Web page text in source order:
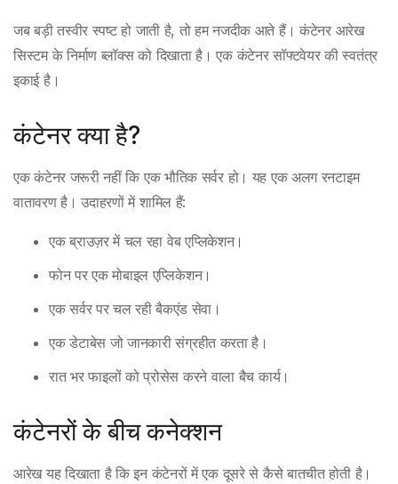
जब बड़ी तस्वीर स्पष्ट हो जाती है, तो हम नजदीक आते हैं। कंटेनर आरेख
सिस्टम के निर्माण ब्लॉक्स को दिखाता है। एक कंटेनर सॉफ्टवेयर की स्वतंत्र
इकाई है।
कंटेनर क्या है?
एक कंटेनर जरूरी नहीं कि एक भौतिक सर्वर हो। यह एक अलग रनटाइम
वातावरण है। उदाहरणों में शामिल हैं:
एक ब्राउज़र में चल रहा वेब एप्लिकेशन।
फोन पर एक मोबाइल एप्लिकेशन।
एक सर्वर पर चल रही बैकएंड सेवा।
एक डेटाबेस जो जानकारी संग्रहीत करता है।
रात भर फाइलों को प्रोसेस करने वाला बैच कार्य।
कंटेनरों के बीच कनेक्शन
आरेख यह दिखाता है कि इन कंटेनरों में एक दूसरे से कैसे बातचीत होती है।